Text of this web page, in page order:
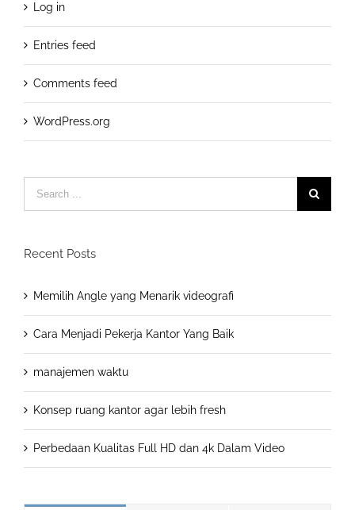
Log in
Entries feed
Comments feed
WordPress.org
Search
for:
Recent Posts
Memilih Angle yang Menarik videografi
Cara Menjadi Pekerja Kantor Yang Baik
manajemen waktu
Konsep ruang kantor agar lebih fresh
Perbedaan Kualitas Full HD dan 4k Dalam Video